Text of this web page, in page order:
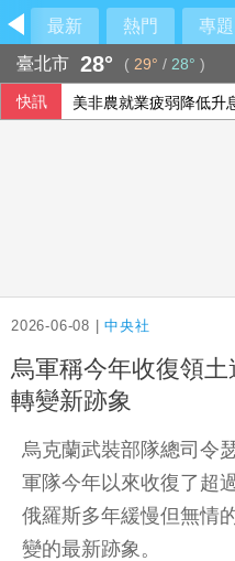
最新 熱門 專題
臺北市 28° ( 29° / 28° )
快訊 美非農就業疲弱降低
2026-06-08 |中央社
烏軍稱今年收復領
轉變新跡象
烏克蘭武裝部隊總司令
軍隊今年以來收復了超
俄羅斯多年緩慢但無情
變的最新跡象。